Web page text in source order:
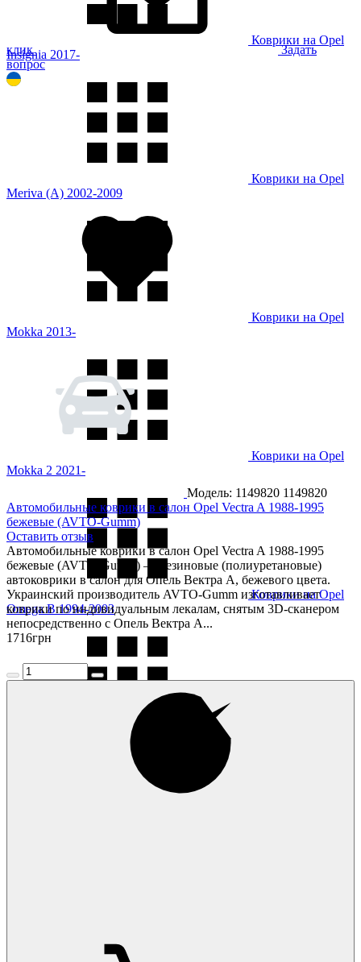
Коврики на Opel
Insignia 2017-
Коврики на Opel
Meriva (A) 2002-2009
Коврики на Opel
Mokka 2013-
Коврики на Opel
Mokka 2 2021-
Коврики на Opel
Omega B 1994-2003
клик
Задать
вопрос
Модель: 1149820 1149820
Автомобильные коврики в салон Opel Vectra A 1988-1995
бежевые (AVTO-Gumm)
Оставить отзыв
Автомобильные коврики в салон Opel Vectra A 1988-1995
бежевые (AVTO-Gumm) — резиновые (полиуретановые)
автоковрики в салон для Опель Вектра А, бежевого цвета.
Украинский производитель AVTO-Gumm изготавливает
коврики по индивидуальным лекалам, снятым 3D-сканером
непосредственно с Опель Вектра А...
1716грн